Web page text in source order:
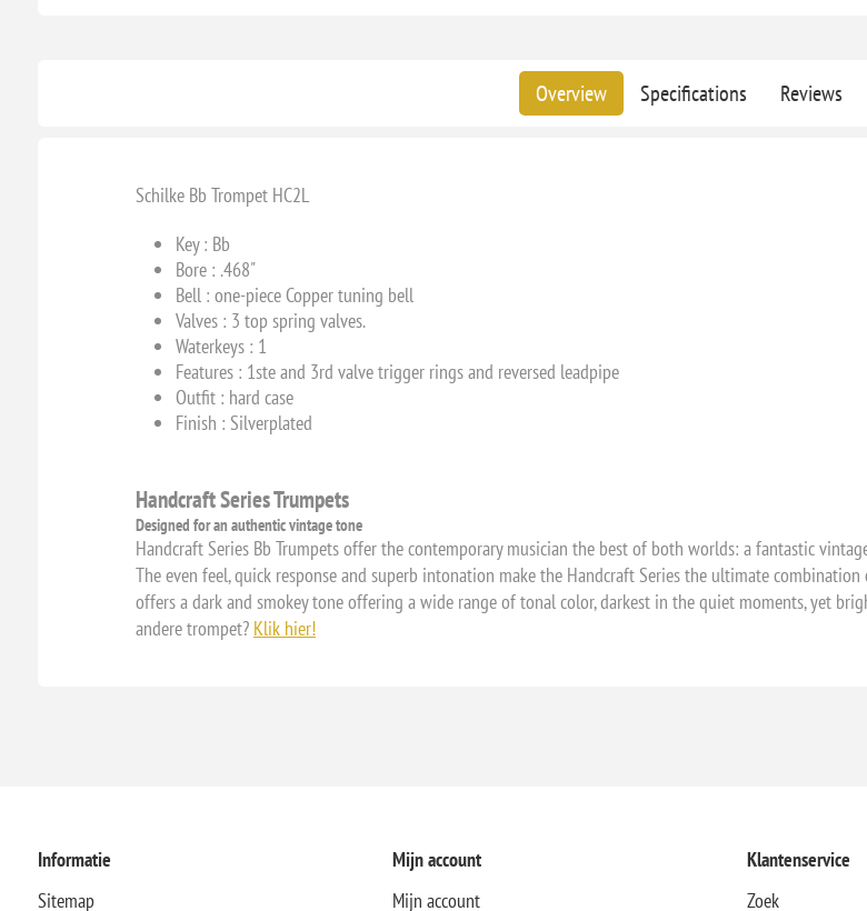
Overview Specifications Reviews
Schilke Bb Trompet HC2L
Key : Bb
Bore : .468"
Bell : one-piece Copper tuning bell
Valves : 3 top spring valves.
Waterkeys : 1
Features : 1ste and 3rd valve trigger rings and reversed leadpipe
Outfit : hard case
Finish : Silverplated
Handcraft Series Trumpets
Designed for an authentic vintage tone
Handcraft Series Bb Trumpets offer the contemporary musician the best of both worlds: a fantastic
The even feel, quick response and superb intonation make the Handcraft Series the ultimate
offers a dark and smokey tone offering a wide range of tonal color, darkest in the quiet moments, yet
andere trompet? Klik hier!
Informatie
Sitemap
Mijn account
Mijn account
Klantenservice
Zoek